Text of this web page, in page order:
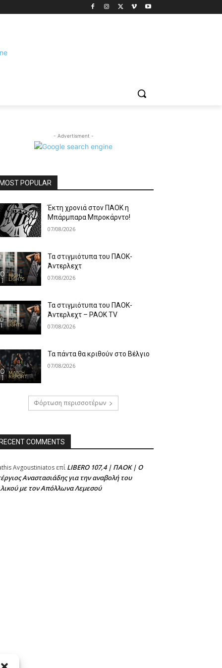
- Advertisment -
POPULAR
Έκτη χρονιά στον ΠΑΟΚ η
Μπάρμπαρα Μπροκάρντο!
07/08/2026
Τα στιγμιότυπα του ΠΑΟΚ-
Άντερλεχτ
07/08/2026
Τα στιγμιότυπα του ΠΑΟΚ-
Άντερλεχτ – PAOK TV
07/08/2026
Τα πάντα θα κριθούν στο Βέλγιο
07/08/2026
Φόρτωση περισσοτέρων
COMMENTS
Avgoustiniatos επί LIBERO 107,4 | ΠΑΟΚ | Ο
Αναστασιάδης για την αναβολή του
με τον Απόλλωνα Λεμεσού